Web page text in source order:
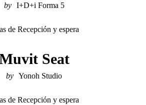
I+D+i Forma 5
de Recepción y espera
Seat
Yonoh Studio
de Recepción y espera